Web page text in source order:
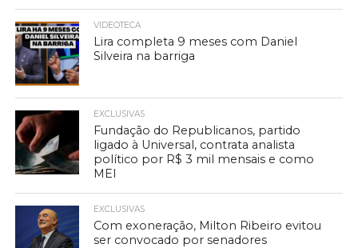
VIDEOTECA
Lira completa 9 meses com Daniel
Silveira na barriga
EXCLUSIVAS
Fundação do Republicanos, partido
ligado à Universal, contrata analista
político por R$ 3 mil mensais e como
MEI
EXCLUSIVAS
Com exoneração, Milton Ribeiro evitou
ser convocado por senadores